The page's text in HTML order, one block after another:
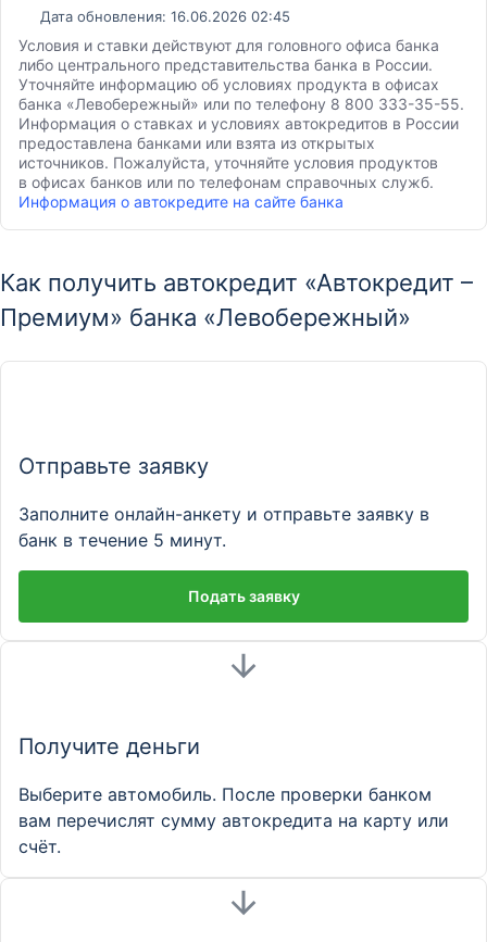
Дата обновления: 16.06.2026 02:45
Условия и ставки действуют для головного офиса банка
либо центрального представительства банка в России.
Уточняйте информацию об условиях продукта в офисах
банка «Левобережный» или по телефону 8 800 333-35-55.
Информация о ставках и условиях автокредитов в России
предоставлена банками или взята из открытых
источников. Пожалуйста, уточняйте условия продуктов
в офисах банков или по телефонам справочных служб.
Информация о автокредите на сайте банка
Как получить автокредит «Автокредит –
Премиум» банка «Левобережный»
Отправьте заявку
Заполните онлайн-анкету и отправьте заявку в
банк в течение 5 минут.
Подать заявку
Получите деньги
Выберите автомобиль. После проверки банком
вам перечислят сумму автокредита на карту или
счёт.